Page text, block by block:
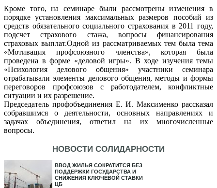
Кроме того, на семинаре были рассмотрены изменения в
порядке установления максимальных размеров пособий из
средств обязательного социального страхования в 2011 году,
подсчет страхового стажа, вопросы финансирования
страховых выплат.Одной из рассматриваемых тем была тема
«Мотивация профсоюзного членства», которая была
проведена в форме «деловой игры». В ходе изучения темы
«Психология делового общения» участники семинара
отрабатывали элементы делового общения, методы и формы
переговоров профсоюзов с работодателем, конфликтные
ситуации и их разрешение.
Председатель профобъединения Е. И. Максименко рассказал
собравшимся о деятельности, основных направлениях и
задачах объединения, ответил на их многочисленные
вопросы.
НОВОСТИ СОЛИДАРНОСТИ
ВВОД ЖИЛЬЯ СОКРАТИТСЯ БЕЗ
ПОДДЕРЖКИ ГОСУДАРСТВА И
СНИЖЕНИЯ КЛЮЧЕВОЙ СТАВКИ
ЦБ